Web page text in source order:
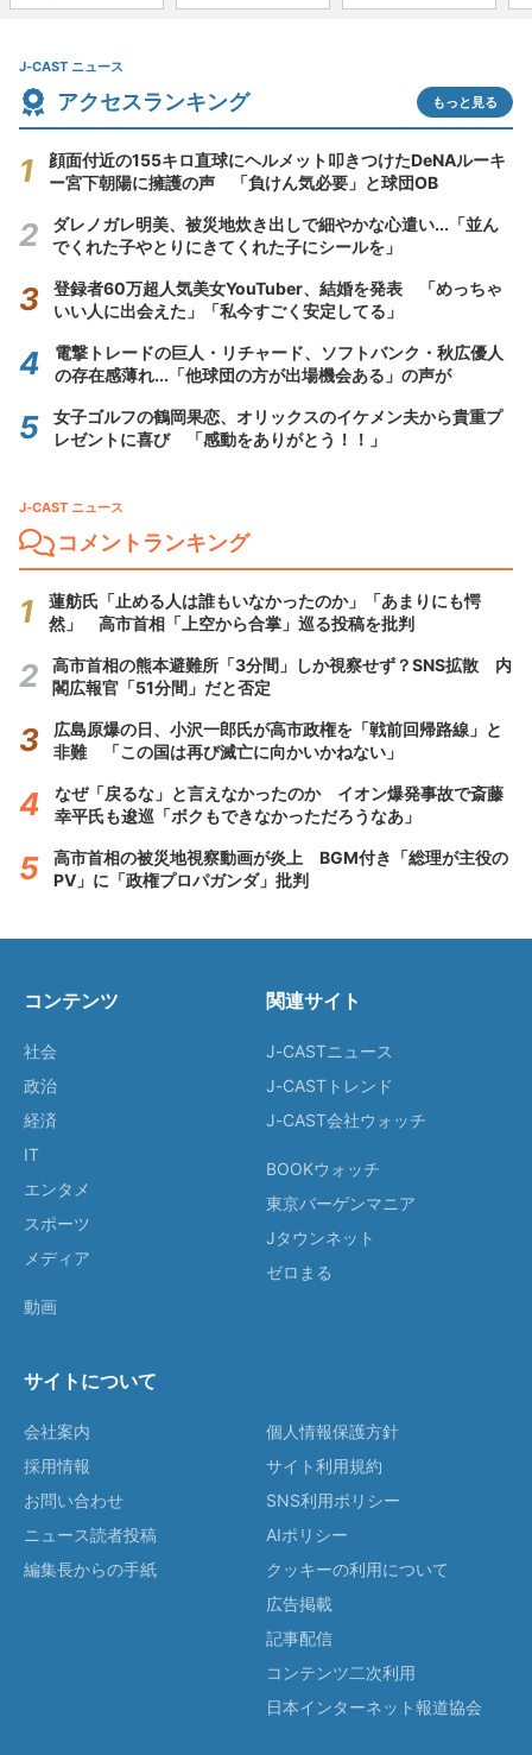
J-CAST ニュース
アクセスランキング もっと見る
顔面付近の155キロ直球にヘルメット叩きつけたDeNAルーキ
ー宮下朝陽に擁護の声 「負けん気必要」と球団OB
ダレノガレ明美、被災地炊き出しで細やかな心遣い...「並ん
でくれた子やとりにきてくれた子にシールを」
登録者60万超人気美女YouTuber、結婚を発表 「めっちゃ
いい人に出会えた」「私今すごく安定してる」
電撃トレードの巨人・リチャード、ソフトバンク・秋広優人
の存在感薄れ...「他球団の方が出場機会ある」の声が
女子ゴルフの鶴岡果恋、オリックスのイケメン夫から貴重プ
レゼントに喜び 「感動をありがとう！！」
J-CAST ニュース
コメントランキング
蓮舫氏「止める人は誰もいなかったのか」「あまりにも愕
然」 高市首相「上空から合掌」巡る投稿を批判
高市首相の熊本避難所「3分間」しか視察せず？SNS拡散 内
閣広報官「51分間」だと否定
広島原爆の日、小沢一郎氏が高市政権を「戦前回帰路線」と
非難 「この国は再び滅亡に向かいかねない」
なぜ「戻るな」と言えなかったのか イオン爆発事故で斎藤
幸平氏も逡巡「ボクもできなかっただろうなあ」
高市首相の被災地視察動画が炎上 BGM付き「総理が主役の
PV」に「政権プロパガンダ」批判
コンテンツ
社会
政治
経済
IT
エンタメ
スポーツ
メディア
動画
関連サイト
J-CASTニュース
J-CASTトレンド
J-CAST会社ウォッチ
BOOKウォッチ
東京バーゲンマニア
Jタウンネット
ゼロまる
サイトについて
会社案内
採用情報
お問い合わせ
ニュース読者投稿
編集長からの手紙
個人情報保護方針
サイト利用規約
SNS利用ポリシー
AIポリシー
クッキーの利用について
広告掲載
記事配信
コンテンツ二次利用
日本インターネット報道協会